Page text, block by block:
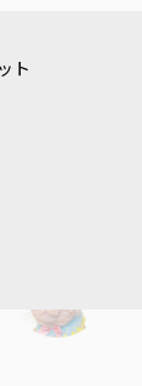
ト